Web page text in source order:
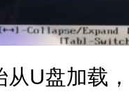
从U盘加载